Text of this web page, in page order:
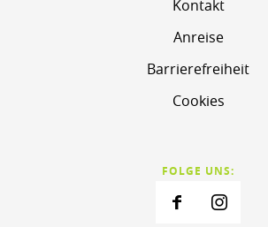
Kontakt
Anreise
Barrierefreiheit
Cookies
FOLGE UNS: